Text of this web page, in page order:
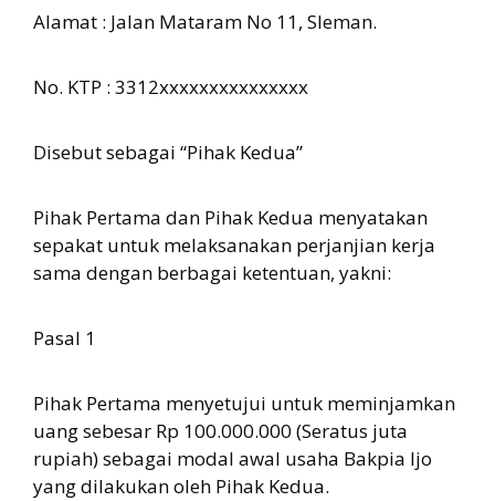
Alamat : Jalan Mataram No 11, Sleman.
No. KTP : 3312xxxxxxxxxxxxxxx
Disebut sebagai “Pihak Kedua”
Pihak Pertama dan Pihak Kedua menyatakan
sepakat untuk melaksanakan perjanjian kerja
sama dengan berbagai ketentuan, yakni:
Pasal 1
Pihak Pertama menyetujui untuk meminjamkan
uang sebesar Rp 100.000.000 (Seratus juta
rupiah) sebagai modal awal usaha Bakpia Ijo
yang dilakukan oleh Pihak Kedua.